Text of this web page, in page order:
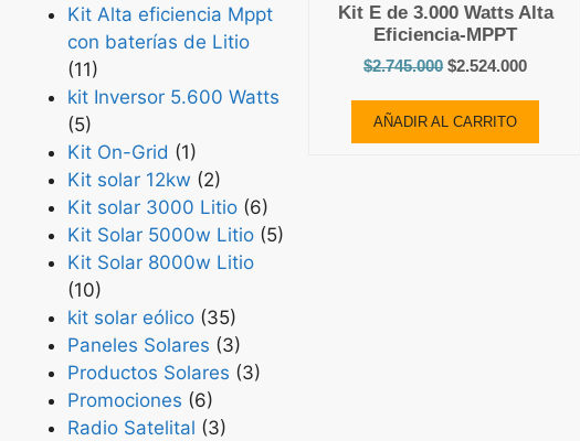
Kit Alta eficiencia Mppt
con baterías de Litio
(11)
kit Inversor 5.600 Watts
(5)
Kit On-Grid (1)
Kit solar 12kw (2)
Kit solar 3000 Litio (6)
Kit Solar 5000w Litio (5)
Kit Solar 8000w Litio
(10)
kit solar eólico (35)
Paneles Solares (3)
Productos Solares (3)
Promociones (6)
Radio Satelital (3)
Kit E de 3.000 Watts Alta
Eficiencia-MPPT
$2.745.000 $2.524.000
AÑADIR AL CARRITO